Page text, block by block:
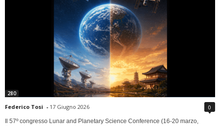
280
Federico Tosi - 17 Giugno 2026 0
Il 57º congresso Lunar and Planetary Science Conference (16-20 marzo,